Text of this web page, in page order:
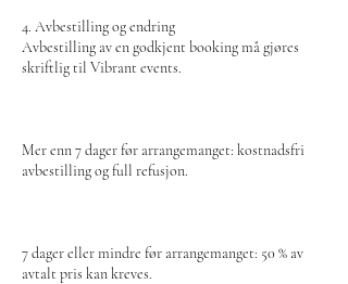
4. Avbestilling og endring
Avbestilling av en godkjent booking må gjøres
skriftlig til Vibrant events.
Mer enn 7 dager før arrangemanget: kostnadsfri
avbestilling og full refusjon.
7 dager eller mindre før arrangemanget: 50 % av
avtalt pris kan kreves.